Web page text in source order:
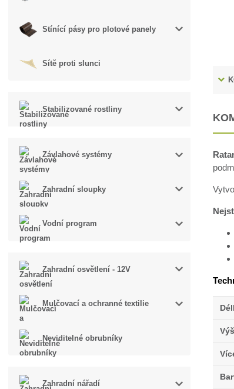
Stínící pásy pro plotové panely
Sítě proti slunci
Stabilizované rostliny
Závlahové systémy
Zahradní sloupky
Vodní program
Zahradní osvětlení - 12V
Mulčovací a ochranné textilie
Neviditelné obrubníky
Zahradní nářadí